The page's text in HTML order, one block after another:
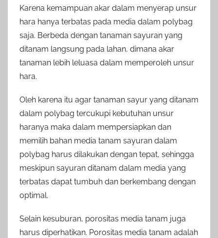
Karena kemampuan akar dalam menyerap unsur
hara hanya terbatas pada media dalam polybag
saja. Berbeda dengan tanaman sayuran yang
ditanam langsung pada lahan, dimana akar
tanaman lebih leluasa dalam memperoleh unsur
hara.
Oleh karena itu agar tanaman sayur yang ditanam
dalam polybag tercukupi kebutuhan unsur
haranya maka dalam mempersiapkan dan
memilih bahan media tanam sayuran dalam
polybag harus dilakukan dengan tepat, sehingga
meskipun sayuran ditanam dalam media yang
terbatas dapat tumbuh dan berkembang dengan
optimal.
Selain kesuburan, porositas media tanam juga
harus diperhatikan. Porositas media tanam adalah